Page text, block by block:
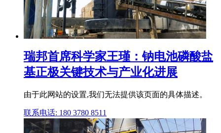
瑞邦首席科学家王瑾：钠电池磷酸盐
基正极关键技术与产业化进展
由于此网站的设置,我们无法提供该页面的具体描述。
联系电话: 180 3780 8511